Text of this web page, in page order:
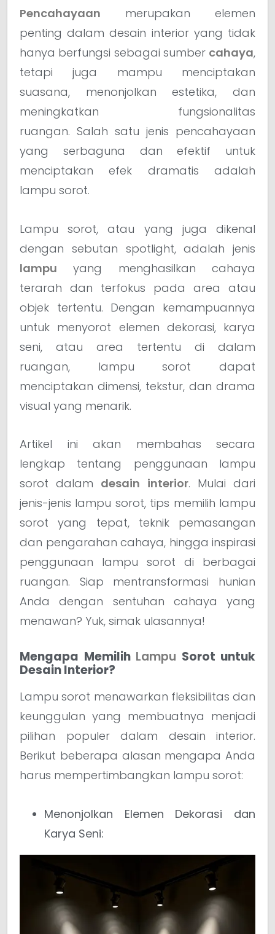
Pencahayaan merupakan elemen
penting dalam desain interior yang tidak
hanya berfungsi sebagai sumber cahaya,
tetapi juga mampu menciptakan
suasana, menonjolkan estetika, dan
meningkatkan fungsionalitas
ruangan. Salah satu jenis pencahayaan
yang serbaguna dan efektif untuk
menciptakan efek dramatis adalah
lampu sorot.
Lampu sorot, atau yang juga dikenal
dengan sebutan spotlight, adalah jenis
lampu yang menghasilkan cahaya
terarah dan terfokus pada area atau
objek tertentu. Dengan kemampuannya
untuk menyorot elemen dekorasi, karya
seni, atau area tertentu di dalam
ruangan, lampu sorot dapat
menciptakan dimensi, tekstur, dan drama
visual yang menarik.
Artikel ini akan membahas secara
lengkap tentang penggunaan lampu
sorot dalam desain interior. Mulai dari
jenis-jenis lampu sorot, tips memilih lampu
sorot yang tepat, teknik pemasangan
dan pengarahan cahaya, hingga inspirasi
penggunaan lampu sorot di berbagai
ruangan. Siap mentransformasi hunian
Anda dengan sentuhan cahaya yang
menawan? Yuk, simak ulasannya!
Mengapa Memilih Lampu Sorot untuk
Desain Interior?
Lampu sorot menawarkan fleksibilitas dan
keunggulan yang membuatnya menjadi
pilihan populer dalam desain interior.
Berikut beberapa alasan mengapa Anda
harus mempertimbangkan lampu sorot:
Menonjolkan Elemen Dekorasi dan
Karya Seni: